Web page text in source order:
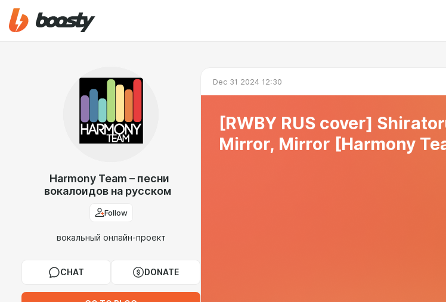
Harmony Team – песни
вокалоидов на русском
Follow
вокальный онлайн-проект
CHAT DONATE
Dec 31 2024 12:30
[RWBY RUS cover]
Mirror, Mirror [Harmony